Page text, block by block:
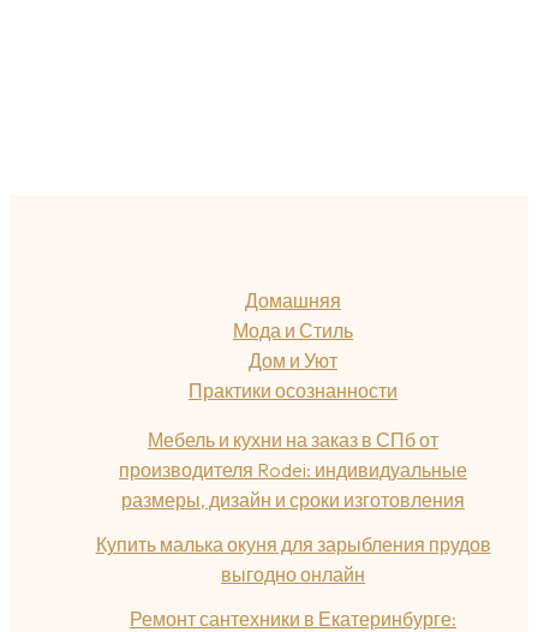
Домашняя
Мода и Стиль
Дом и Уют
Практики осознанности
Мебель и кухни на заказ в СПб от
производителя Rodei: индивидуальные
размеры, дизайн и сроки изготовления
Купить малька окуня для зарыбления прудов
выгодно онлайн
Ремонт сантехники в Екатеринбурге: